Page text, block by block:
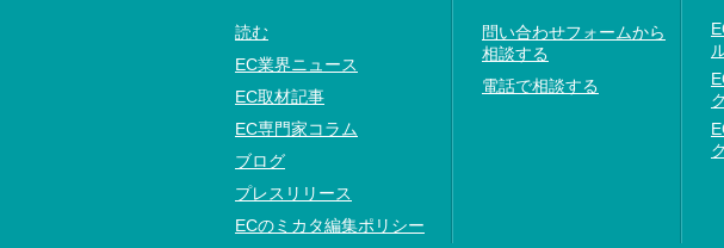
読む
EC業界ニュース
EC取材記事
EC専門家コラム
ブログ
プレスリリース
ECのミカタ編集ポリシー
問い合わせフォームから
相談する
電話で相談する